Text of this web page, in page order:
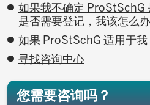
如果我不确定 ProStSchG
是否需要登记，我该怎么
如果 ProStSchG 适用于我
寻找咨询中心
您需要咨询吗？